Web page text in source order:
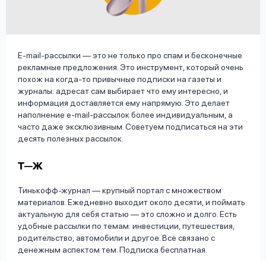
E-mail-рассылки — это не только про спам и бесконечные
рекламные предложения. Это инструмент, который очень
похож на когда-то привычные подписки на газеты и
журналы: адресат сам выбирает что ему интересно, и
информация доставляется ему напрямую. Это делает
наполнение e-mail-рассылок более индивидуальным, а
часто даже эксклюзивным. Советуем подписаться на эти
десять полезных рассылок.
Т—Ж
Тинькофф-журнал — крупный портал с множеством
материалов. Ежедневно выходит около десяти, и поймать
актуальную для себя статью — это сложно и долго. Есть
удобные рассылки по темам: инвестиции, путешествия,
родительство, автомобили и другое. Всё связано с
денежным аспектом тем. Подписка бесплатная.
Оформить заявку
Ответы
на
вопросы